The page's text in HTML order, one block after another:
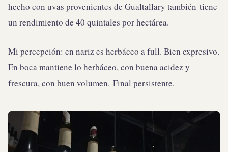
hecho con uvas provenientes de Gualtallary también tiene
un rendimiento de 40 quintales por hectárea.
Mi percepción: en nariz es herbáceo a full. Bien expresivo.
En boca mantiene lo herbáceo, con buena acidez y
frescura, con buen volumen. Final persistente.